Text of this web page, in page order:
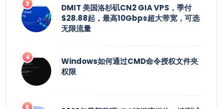
DMIT 美国洛杉矶CN2 GIA VPS，季付
$28.88起，最高10Gbps超大带宽，可选
无限流量
Windows如何通过CMD命令授权文件夹
权限